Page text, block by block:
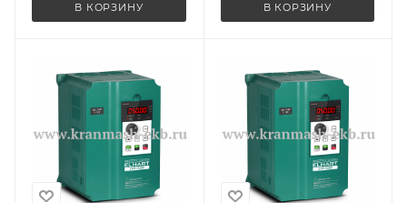
В КОРЗИНУ В КОРЗИНУ